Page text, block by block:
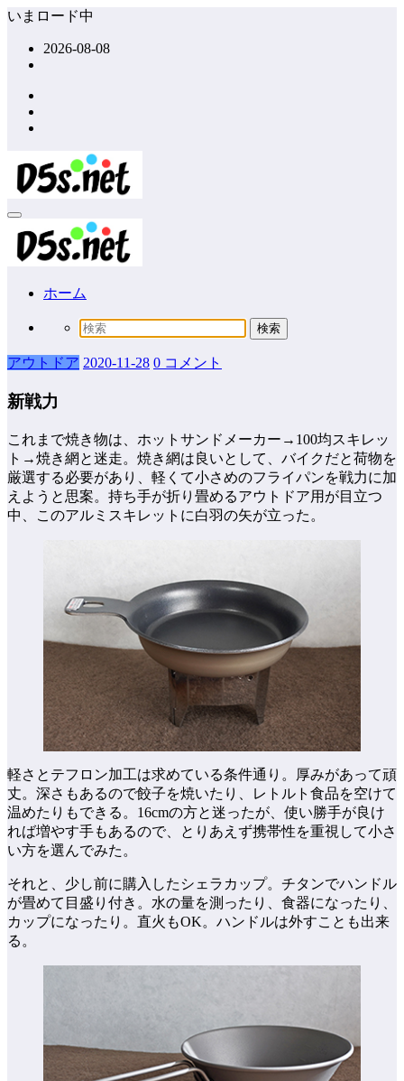
コ
ッ
プ
いまロード中
2026-08-08
ホーム
アウトドア 2020-11-28 0 コメント
新戦力
これまで焼き物は、ホットサンドメーカー→100均スキレッ
ト→焼き網と迷走。焼き網は良いとして、バイクだと荷物を
厳選する必要があり、軽くて小さめのフライパンを戦力に加
えようと思案。持ち手が折り畳めるアウトドア用が目立つ
中、このアルミスキレットに白羽の矢が立った。
軽さとテフロン加工は求めている条件通り。厚みがあって頑
丈。深さもあるので餃子を焼いたり、レトルト食品を空けて
温めたりもできる。16cmの方と迷ったが、使い勝手が良け
れば増やす手もあるので、とりあえず携帯性を重視して小さ
い方を選んでみた。
それと、少し前に購入したシェラカップ。チタンでハンドル
が畳めて目盛り付き。水の量を測ったり、食器になったり、
カップになったり。直火もOK。ハンドルは外すことも出来
る。